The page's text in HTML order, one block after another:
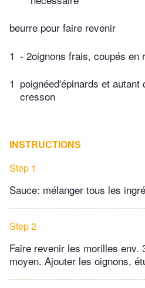
beurre pour faire revenir
1 - 2oignons frais, coupés en
1 poignéed'épinards et
cresson
INSTRUCTIONS
Step 1
Sauce: mélanger tous les
Step 2
Faire revenir les morilles env.
moyen. Ajouter les oignons,